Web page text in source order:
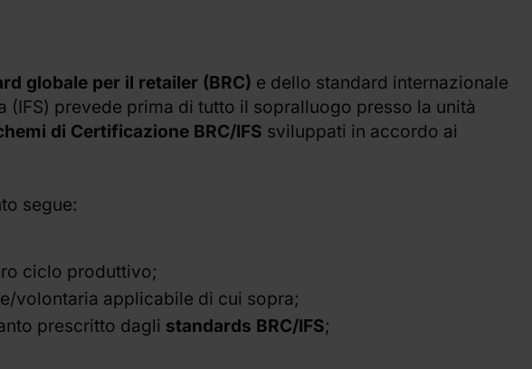
dei PFAS e gestione dei rischi
correlati
globale per il retailer (BRC) e dello standard internazionale
prevede prima di tutto il sopralluogo presso la unità
di Certificazione BRC/IFS sviluppati in accordo ai
segue:
ciclo produttivo;
volontaria applicabile di cui sopra;
prescritto dagli standards BRC/IFS;